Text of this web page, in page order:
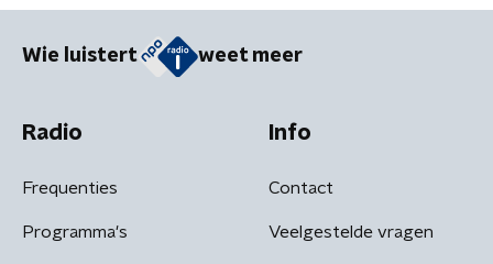
Wie luistert weet meer
Radio
Frequenties
Programma's
Info
Contact
Veelgestelde vragen